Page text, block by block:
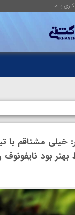
با ما
خیلی مشتاقم با
بهتر بود